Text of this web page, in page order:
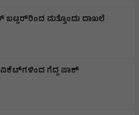
ಬಟ್ಲರ್‌ರಿಂದ ಮತ್ತೊಂದು ದಾಖಲೆ
ಗೆದ್ದ ಪಾಕ್